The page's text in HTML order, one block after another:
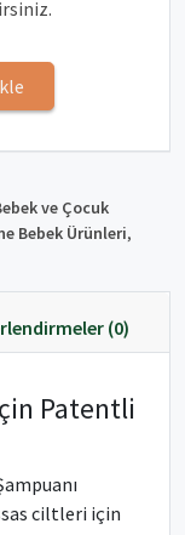
ve Çocuk
Bebek Ürünleri,
(0)
Patentli
ciltleri için